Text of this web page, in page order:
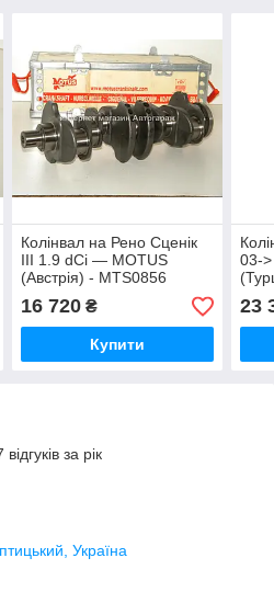
Колінвал на Рено Сценік
III 1.9 dCi — MOTUS
(Австрія) - MTS0856
16 720₴
Купити
03-
23
за рік
Україна